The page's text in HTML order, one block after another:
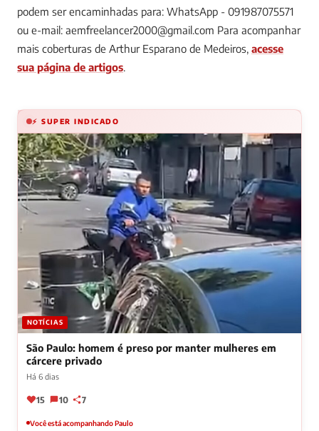
podem ser encaminhadas para: WhatsApp - 091987075571
ou e-mail: aemfreelancer2000@gmail.com Para acompanhar
mais coberturas de Arthur Esparano de Medeiros, acesse
sua página de artigos.
⚡ SUPER INDICADO
NOTÍCIAS
São Paulo: homem é preso por manter mulheres em
cárcere privado
Há 6 dias
15 10 7
Você está acompanhando Paulo